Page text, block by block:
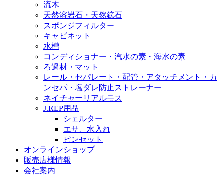
流木
天然溶岩石・天然鉱石
スポンジフィルター
キャビネット
水槽
コンディショナー・汽水の素・海水の素
ろ過材・マット
レール・セパレート・配管・アタッチメント・カ
ンセパ・塩ダレ防止ストレーナー
ネイチャーリアルモス
J.REP用品
シェルター
エサ、水入れ
ピンセット
オンラインショップ
販売店様情報
会社案内